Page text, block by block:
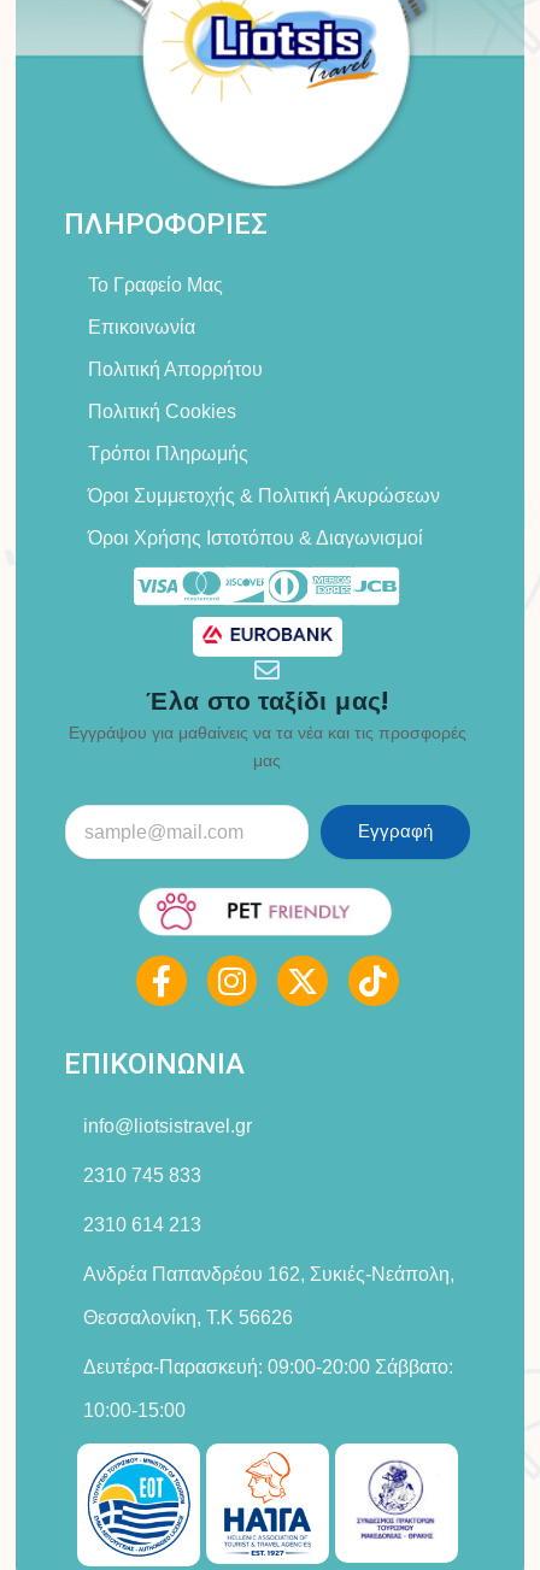
ΠΛΗΡΟΦΟΡΙΕΣ
Το Γραφείο Μας
Επικοινωνία
Πολιτική Απορρήτου
Πολιτική Cookies
Τρόποι Πληρωμής
Όροι Συμμετοχής & Πολιτική Ακυρώσεων
Όροι Χρήσης Ιστοτόπου & Διαγωνισμοί
Έλα στο ταξίδι μας!
Εγγράψου για μαθαίνεις να τα νέα και τις προσφορές
μας
Εγγραφή
F
a
c
e
b
o
o
k
f
I
n
s
t
a
r
X
-
t
T
i
k
ΕΠΙΚΟΙΝΩΝΙΑ
info@liotsistravel.gr
2310 745 833
2310 614 213
Ανδρέα Παπανδρέου 162, Συκιές-Νεάπολη,
Θεσσαλονίκη, Τ.Κ 56626
Δευτέρα-Παρασκευή: 09:00-20:00 Σάββατο:
10:00-15:00